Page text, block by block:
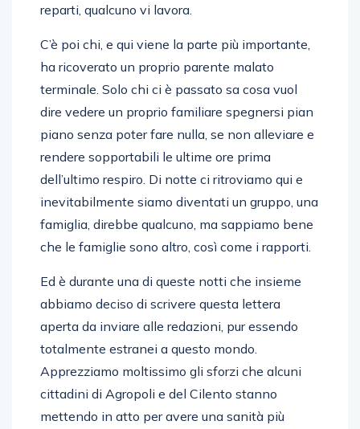
reparti, qualcuno vi lavora.
C’è poi chi, e qui viene la parte più importante,
ha ricoverato un proprio parente malato
terminale. Solo chi ci è passato sa cosa vuol
dire vedere un proprio familiare spegnersi pian
piano senza poter fare nulla, se non alleviare e
rendere sopportabili le ultime ore prima
dell’ultimo respiro. Di notte ci ritroviamo qui e
inevitabilmente siamo diventati un gruppo, una
famiglia, direbbe qualcuno, ma sappiamo bene
che le famiglie sono altro, così come i rapporti.
Ed è durante una di queste notti che insieme
abbiamo deciso di scrivere questa lettera
aperta da inviare alle redazioni, pur essendo
totalmente estranei a questo mondo.
Apprezziamo moltissimo gli sforzi che alcuni
cittadini di Agropoli e del Cilento stanno
mettendo in atto per avere una sanità più